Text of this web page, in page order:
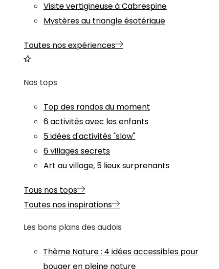
Visite vertigineuse à Cabrespine
Mystères au triangle ésotérique
Toutes nos expériences
Nos tops
Top des randos du moment
6 activités avec les enfants
5 idées d'activités "slow"
6 villages secrets
Art au village, 5 lieux surprenants
Tous nos tops
Toutes nos inspirations
Les bons plans des audois
Thème Nature: 4 idées accessibles pour
bouger en pleine nature